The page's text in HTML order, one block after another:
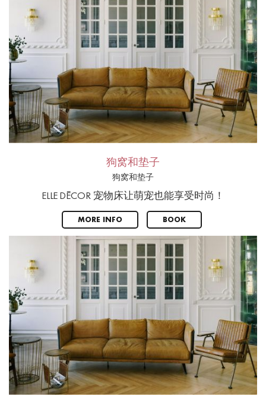
狗窝和垫子
狗窝和垫子
ELLE DÉCOR 宠物床让萌宠也能享受时尚！
MORE INFO BOOK